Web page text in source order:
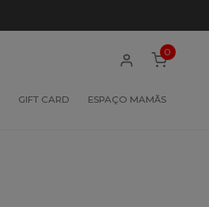
GIFT CARD ESPAÇO MAMÃS
0